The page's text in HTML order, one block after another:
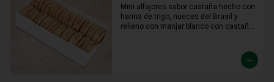
Mini alfajores sabor castaña hecho con
harina de trigo, nueces del Brasil y
relleno con manjar blanco con castaña